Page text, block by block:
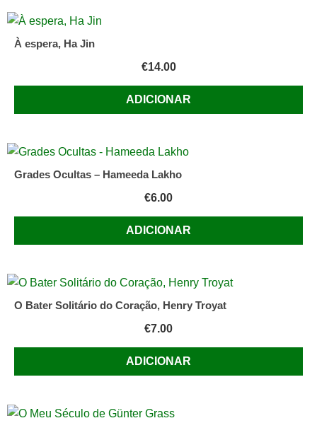
À espera, Ha Jin
€14.00
ADICIONAR
Grades Ocultas – Hameeda Lakho
€6.00
ADICIONAR
O Bater Solitário do Coração, Henry Troyat
€7.00
ADICIONAR